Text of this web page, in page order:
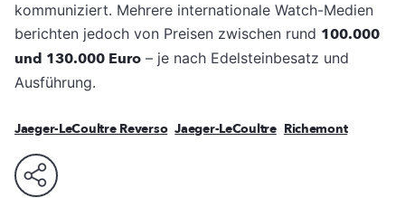
kommuniziert. Mehrere internationale Watch-Medien
berichten jedoch von Preisen zwischen rund 100.000
und 130.000 Euro – je nach Edelsteinbesatz und
Ausführung.
Jaeger-LeCoultre Reverso Jaeger-LeCoultre Richemont